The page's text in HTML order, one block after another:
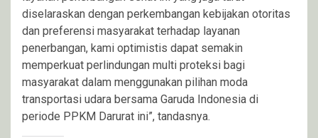
diselaraskan dengan perkembangan kebijakan otoritas
dan preferensi masyarakat terhadap layanan
penerbangan, kami optimistis dapat semakin
memperkuat perlindungan multi proteksi bagi
masyarakat dalam menggunakan pilihan moda
transportasi udara bersama Garuda Indonesia di
periode PPKM Darurat ini”, tandasnya.